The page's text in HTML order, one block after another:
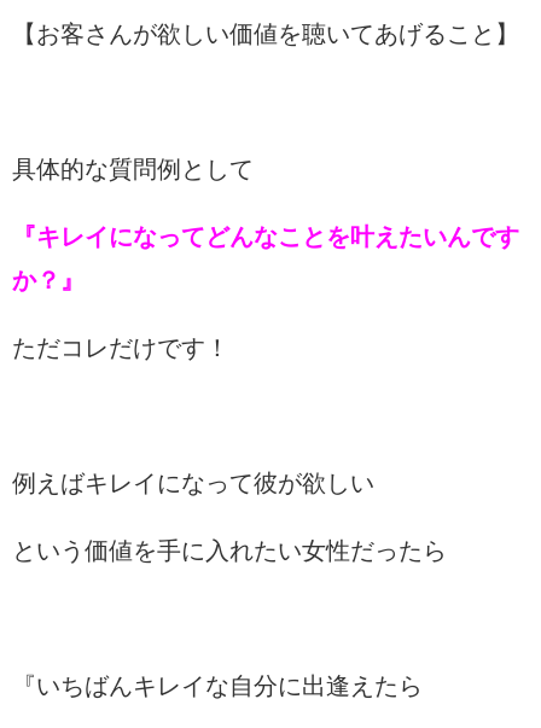
【お客さんが欲しい価値を聴いてあげること】
具体的な質問例として
『キレイになってどんなことを叶えたいんです
か？』
ただコレだけです！
例えばキレイになって彼が欲しい
という価値を手に入れたい女性だったら
『いちばんキレイな自分に出逢えたら